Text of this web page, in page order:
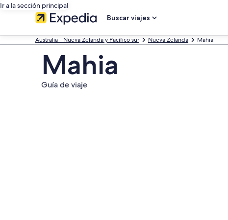
Ir a la sección principal
Buscar viajes
Australia - Nueva Zelanda y Pacífico sur Nueva Zelanda Mahia
Mahia
Guía de viaje